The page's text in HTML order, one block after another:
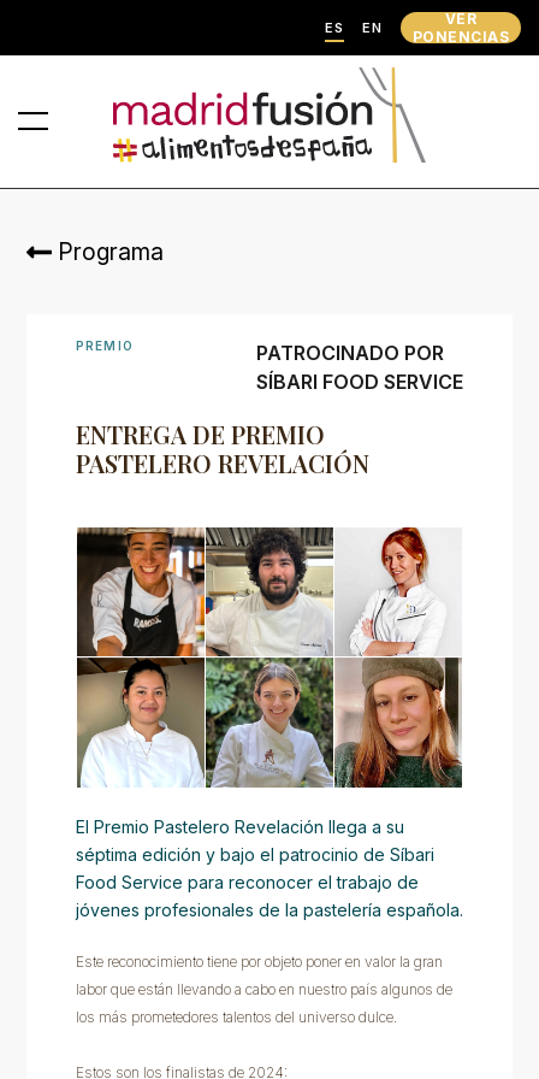
ES EN
VER
PONENCIAS
Programa
PREMIO
ENTREGA DE PREMIO
PASTELERO REVELACIÓN
PATROCINADO POR
SÍBARI FOOD SERVICE
El Premio Pastelero Revelación llega a su
séptima edición y bajo el patrocinio de Síbari
Food Service para reconocer el trabajo de
jóvenes profesionales de la pastelería española.
Este reconocimiento tiene por objeto poner en valor la gran
labor que están llevando a cabo en nuestro país algunos de
los más prometedores talentos del universo dulce.
Estos son los finalistas de 2024: